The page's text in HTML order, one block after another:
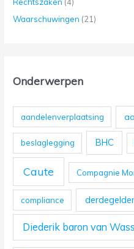
Waarschuwingen (21)
Onderwerpen
aandelenverplaatsing
beslaglegging BHC
Caute Compagnie
compliance
Diederik baron van